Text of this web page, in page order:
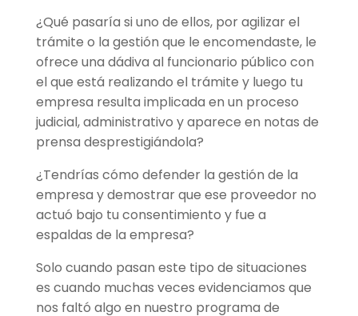
¿Qué pasaría si uno de ellos, por agilizar el
trámite o la gestión que le encomendaste, le
ofrece una dádiva al funcionario público con
el que está realizando el trámite y luego tu
empresa resulta implicada en un proceso
judicial, administrativo y aparece en notas de
prensa desprestigiándola?
¿Tendrías cómo defender la gestión de la
empresa y demostrar que ese proveedor no
actuó bajo tu consentimiento y fue a
espaldas de la empresa?
Solo cuando pasan este tipo de situaciones
es cuando muchas veces evidenciamos que
nos faltó algo en nuestro programa de